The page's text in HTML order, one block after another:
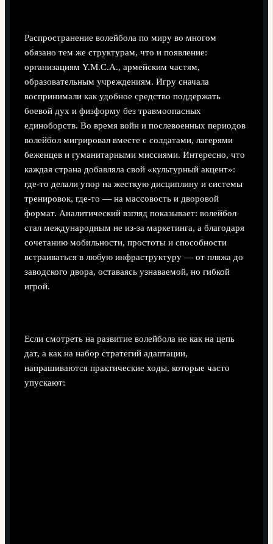
Распространение волейбола по миру во многом
обязано тем же структурам, что и появление:
организациям Y.M.C.A., армейским частям,
образовательным учреждениям. Игру сначала
воспринимали как удобное средство поддержать
боевой дух и физформу без травмоопасных
единоборств. Во время войн и послевоенных периодов
волейбол мигрировал вместе с солдатами, лагерями
беженцев и гуманитарными миссиями. Интересно, что
каждая страна добавляла свой «культурный акцент»:
где‑то делали упор на жесткую дисциплину и системы
тренировок, где‑то — на массовость и дворовой
формат. Аналитический взгляд показывает: волейбол
стал международным не из‑за маркетинга, а благодаря
сочетанию мобильности, простоты и способности
встраиваться в любую инфраструктуру — от пляжа до
заводского двора, оставаясь узнаваемой, но гибкой
игрой.
Если смотреть на развитие волейбола не как на цепь
дат, а как на набор стратегий адаптации,
напрашиваются практические ходы, которые часто
упускают: